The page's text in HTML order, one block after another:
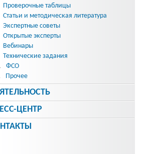
Проверочные таблицы
Статьи и методическая литература
Экспертные советы
Открытые эксперты
Вебинары
Технические задания
ФСО
Прочее
ЦЕНТР